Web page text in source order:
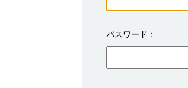
パスワード